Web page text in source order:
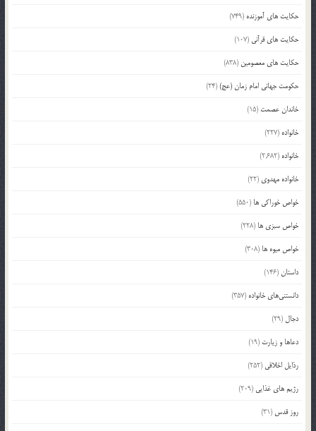
حکایت های آموزنده (749)
حکایت های قرآنی (107)
حکایت های معصومین (838)
حکومت جهانی امام زمان (عج)(24)
خاندان عصمت (15)
خانواده (227)
خانواده (2,682)
خانواده مهدوی (22)
خواص خوراکی ها (550)
خواص سبزی ها (228)
خواص میوه ها (308)
داستان(146)
دانستنی‌های خانواده (357)
دجال (29)
دعاها و زیارت (19)
رذایل اخلاقی (252)
رژیم های غذایی (209)
روز قدس (31)